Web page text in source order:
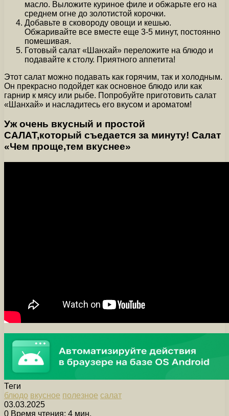
масло. Выложите куриное филе и обжарьте его на
среднем огне до золотистой корочки.
Добавьте в сковороду овощи и кешью.
Обжаривайте все вместе еще 3-5 минут, постоянно
помешивая.
Готовый салат «Шанхай» переложите на блюдо и
подавайте к столу. Приятного аппетита!
Этот салат можно подавать как горячим, так и холодным.
Он прекрасно подойдет как основное блюдо или как
гарнир к мясу или рыбе. Попробуйте приготовить салат
«Шанхай» и насладитесь его вкусом и ароматом!
Уж очень вкусный и простой
САЛАТ,который съедается за минуту! Салат
«Чем проще,тем вкуснее»
Теги
блюдо вкусное полезное салат
03.03.2025
0 Время чтения: 4 мин.